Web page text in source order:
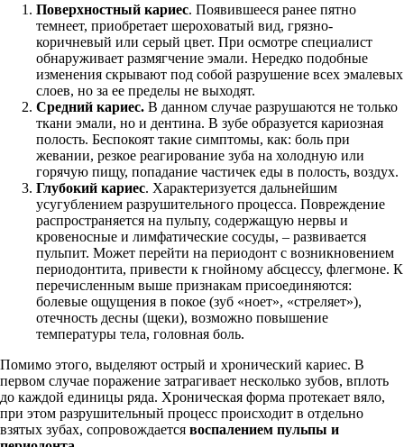
Поверхностный кариес. Появившееся ранее пятно
темнеет, приобретает шероховатый вид, грязно-
коричневый или серый цвет. При осмотре специалист
обнаруживает размягчение эмали. Нередко подобные
изменения скрывают под собой разрушение всех эмалевых
слоев, но за ее пределы не выходят.
Средний кариес. В данном случае разрушаются не только
ткани эмали, но и дентина. В зубе образуется кариозная
полость. Беспокоят такие симптомы, как: боль при
жевании, резкое реагирование зуба на холодную или
горячую пищу, попадание частичек еды в полость, воздух.
Глубокий кариес. Характеризуется дальнейшим
усугублением разрушительного процесса. Повреждение
распространяется на пульпу, содержащую нервы и
кровеносные и лимфатические сосуды, – развивается
пульпит. Может перейти на периодонт с возникновением
периодонтита, привести к гнойному абсцессу, флегмоне. К
перечисленным выше признакам присоединяются:
болевые ощущения в покое (зуб «ноет», «стреляет»),
отечность десны (щеки), возможно повышение
температуры тела, головная боль.
Помимо этого, выделяют острый и хронический кариес. В
первом случае поражение затрагивает несколько зубов, вплоть
до каждой единицы ряда. Хроническая форма протекает вяло,
при этом разрушительный процесс происходит в отдельно
взятых зубах, сопровождается воспалением пульпы и